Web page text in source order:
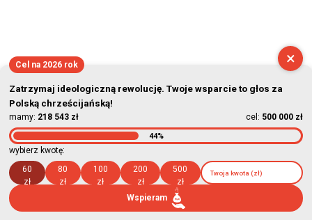
×
Cel na 2026 rok
Zatrzymaj ideologiczną rewolucję. Twoje wsparcie to głos za
Polską chrześcijańską!
mamy: 218 543 zł cel: 500 000 zł
44%
wybierz kwotę:
60
zł
80
zł
100
zł
200
zł
500
zł
Wspieram